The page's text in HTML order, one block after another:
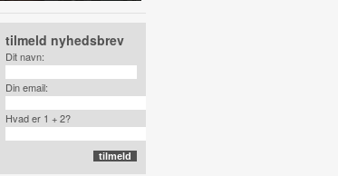
tilmeld nyhedsbrev
Dit navn:
Din email:
Hvad er 1 + 2?